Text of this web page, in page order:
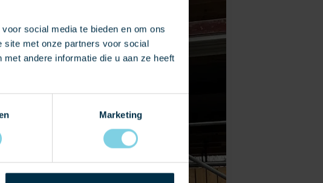
social media te bieden en om ons
site met onze partners voor social
andere informatie die u aan ze heeft
Marketing